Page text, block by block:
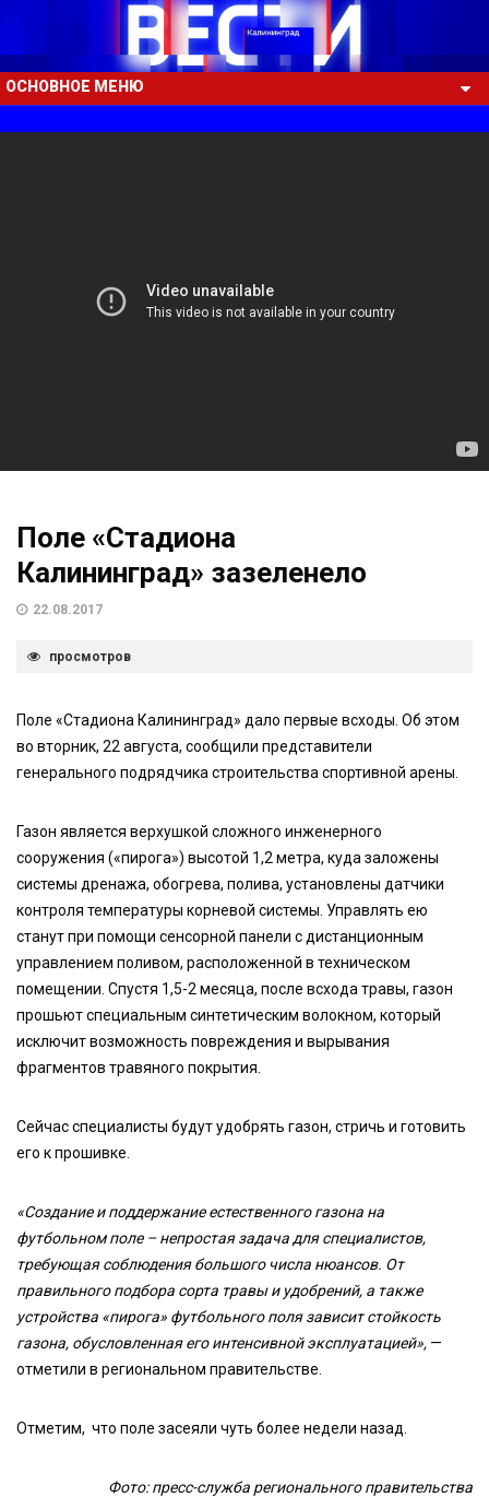
ОСНОВНОЕ МЕНЮ
Поле «Стадиона
Калининград» зазеленело
22.08.2017
просмотров
Поле «Стадиона Калининград» дало первые всходы. Об этом
во вторник, 22 августа, сообщили представители
генерального подрядчика строительства спортивной арены.
Газон является верхушкой сложного инженерного
сооружения («пирога») высотой 1,2 метра, куда заложены
системы дренажа, обогрева, полива, установлены датчики
контроля температуры корневой системы. Управлять ею
станут при помощи сенсорной панели с дистанционным
управлением поливом, расположенной в техническом
помещении. Спустя 1,5-2 месяца, после всхода травы, газон
прошьют специальным синтетическим волокном, который
исключит возможность повреждения и вырывания
фрагментов травяного покрытия.
Сейчас специалисты будут удобрять газон, стричь и готовить
его к прошивке.
«Создание и поддержание естественного газона на
футбольном поле – непростая задача для специалистов,
требующая соблюдения большого числа нюансов. От
правильного подбора сорта травы и удобрений, а также
устройства «пирога» футбольного поля зависит стойкость
газона, обусловленная его интенсивной эксплуатацией», —
отметили в региональном правительстве.
Отметим, что поле засеяли чуть более недели назад.
Фото: пресс-служба регионального правительства